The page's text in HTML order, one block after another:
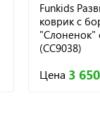
Funkids
коврик c
"Слоненок"
(CC9038)
Цена 3